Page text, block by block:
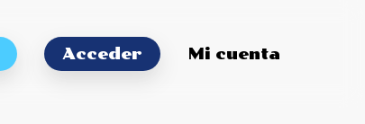
Acceder Mi cuenta